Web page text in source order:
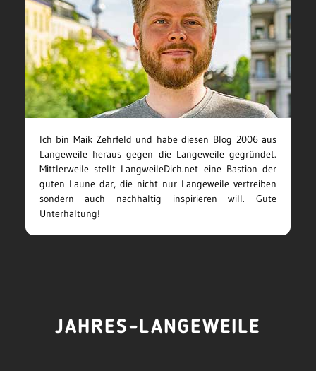
Ich bin Maik Zehrfeld und habe diesen Blog 2006 aus
Langeweile heraus gegen die Langeweile gegründet.
Mittlerweile stellt LangweileDich.net eine Bastion der
guten Laune dar, die nicht nur Langeweile vertreiben
sondern auch nachhaltig inspirieren will. Gute
Unterhaltung!
JAHRES-LANGEWEILE